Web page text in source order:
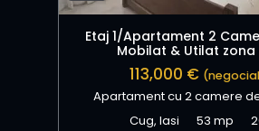
Etaj 1/Apartament 2
Mobilat & Utilat zona
113,000 €
Apartament cu 2 camere
Cug, Iasi
53 mp